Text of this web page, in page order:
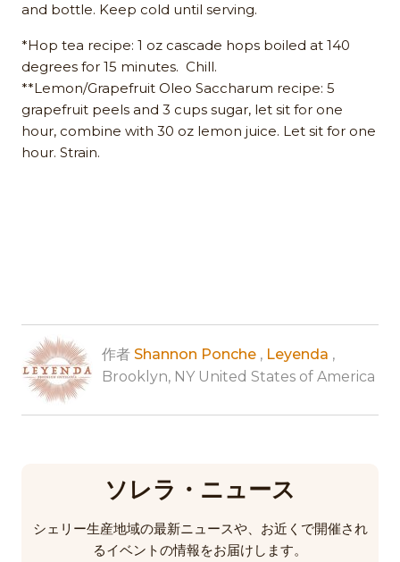
and bottle. Keep cold until serving.
*Hop tea recipe: 1 oz cascade hops boiled at 140
degrees for 15 minutes. Chill.
**Lemon/Grapefruit Oleo Saccharum recipe: 5
grapefruit peels and 3 cups sugar, let sit for one
hour, combine with 30 oz lemon juice. Let sit for one
hour. Strain.
作者 Shannon Ponche , Leyenda ,
Brooklyn, NY United States of America
ソレラ・ニュース
シェリー生産地域の最新ニュースや、お近くで開催され
るイベントの情報をお届けします。